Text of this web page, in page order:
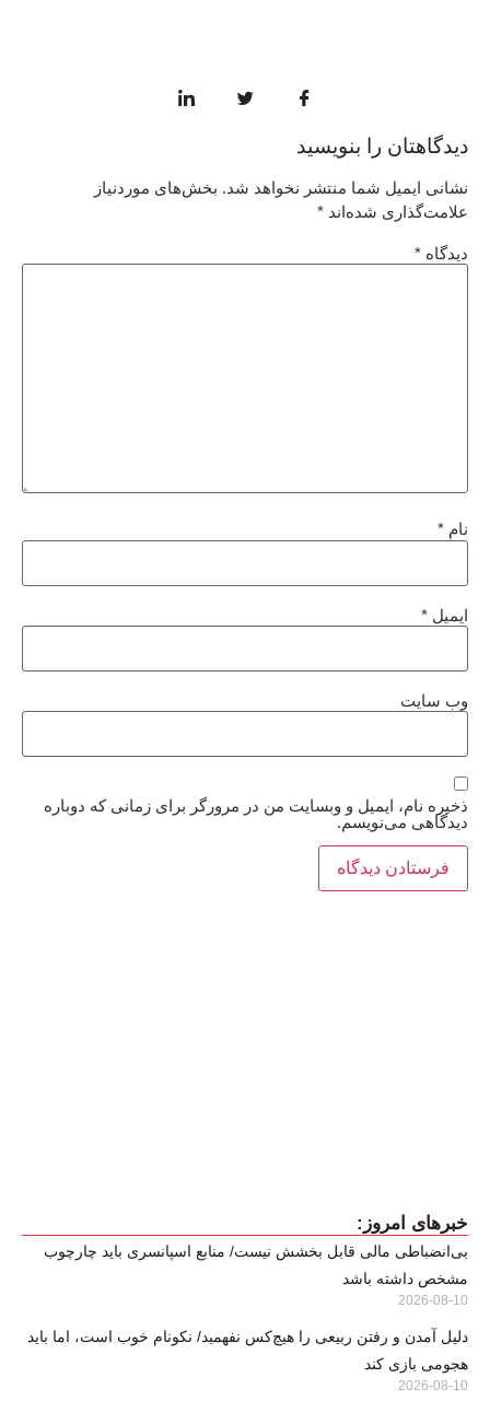
دیدگاهتان را بنویسید
نشانی ایمیل شما منتشر نخواهد شد. بخش‌های موردنیاز
علامت‌گذاری شده‌اند *
دیدگاه *
نام *
ایمیل *
وب‌ سایت
ذخیره نام، ایمیل و وبسایت من در مرورگر برای زمانی که دوباره
دیدگاهی می‌نویسم.
خبرهای امروز:
بی‌انضباطی مالی قابل بخشش نیست/ منابع اسپانسری باید چارچوب
مشخص داشته باشد
2026-08-10
دلیل آمدن و رفتن ربیعی را هیچ‌کس نفهمید/ نکونام خوب است، اما باید
هجومی بازی کند
2026-08-10